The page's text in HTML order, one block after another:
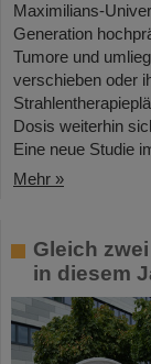
Maximilians-
Generation
Tumore und
verschieben oder
Dosis weiterhin
Eine neue Studie
Mehr »
Gleich
in diesem